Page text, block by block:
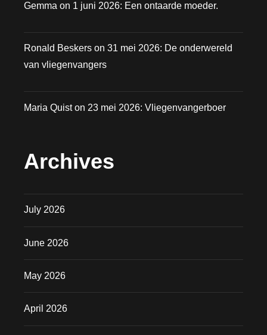
Gemma on 1 juni 2026: Een ontaarde moeder.
Ronald Beskers on 31 mei 2026: De onderwereld
van vliegenvangers
Maria Quiston 23 mei 2026: Vliegenvangerboer
Archives
July 2026
June 2026
May 2026
April 2026